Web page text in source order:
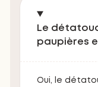
Le
paupières
Oui, le